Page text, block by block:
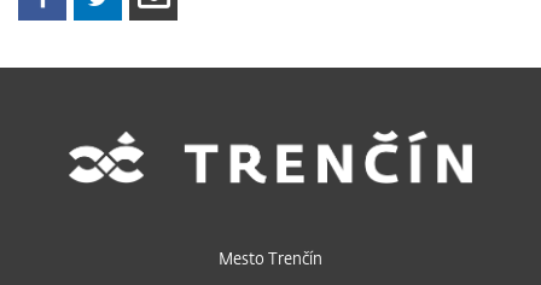
Mesto Trenčín